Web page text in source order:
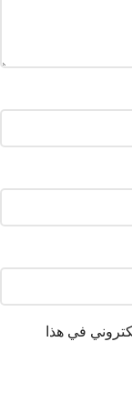
في هذا